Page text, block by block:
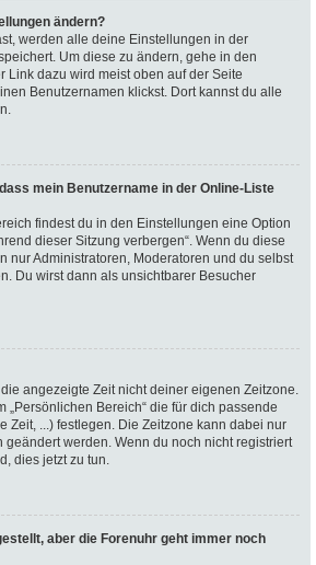
ändern?
werden alle deine Einstellungen in der
Um diese zu ändern, gehe in den
Link dazu wird meist oben auf der Seite
Benutzernamen klickst. Dort kannst du alle
mein Benutzername in der Online-Liste
findest du in den Einstellungen eine Option
dieser Sitzung verbergen“. Wenn du diese
nur Administratoren, Moderatoren und du selbst
Du wirst dann als unsichtbarer Besucher
angezeigte Zeit nicht deiner eigenen Zeitzone.
„Persönlichen Bereich“ die für dich passende
Zeit, ...) festlegen. Die Zeitzone kann dabei nur
geändert werden. Wenn du noch nicht registriert
dies jetzt zu tun.
aber die Forenuhr geht immer noch